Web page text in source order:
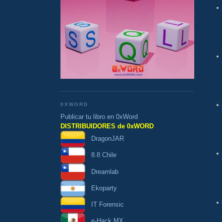
0XWORD
Publicar tu libro en 0xWord
DISTRIBUIDORES de 0xWORD
DragonJAR
8.8 Chile
Dreamlab
Ekoparty
IT Forensic